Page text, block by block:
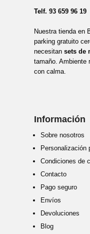
Telf. 93 659 96 19
Nuestra tienda en
parking gratuito
necesitan sets de
tamaño. Ambiente
con calma.
Información
Sobre nosotros
Personalización
Condiciones de
Contacto
Pago seguro
Envíos
Devoluciones
Blog